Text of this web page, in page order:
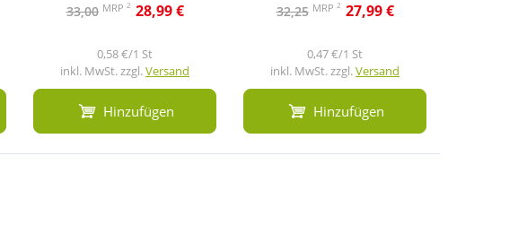
33,00 MRP 2 28,99 €
0,58 €/1 St
inkl. MwSt. zzgl.Versand
Hinzufügen
32,25 MRP 2 27,99 €
0,47 €/1 St
inkl. MwSt. zzgl.Versand
Hinzufügen